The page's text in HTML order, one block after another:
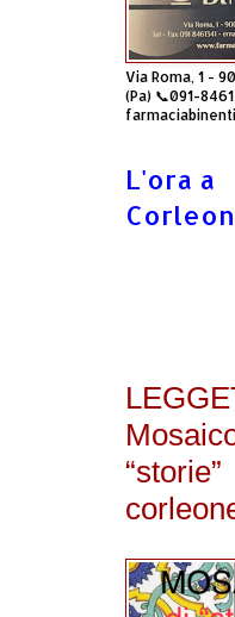
Via Roma, 1 -
(Pa) 📞091-
L'ora a
“storie”